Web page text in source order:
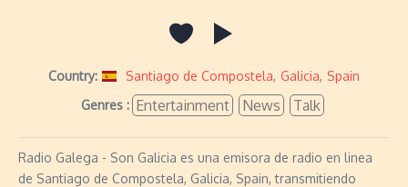
Country: Santiago de Compostela, Galicia, Spain
Genres : Entertainment News Talk
Radio Galega - Son Galicia es una emisora de radio en linea
de Santiago de Compostela, Galicia, Spain, transmitiendo